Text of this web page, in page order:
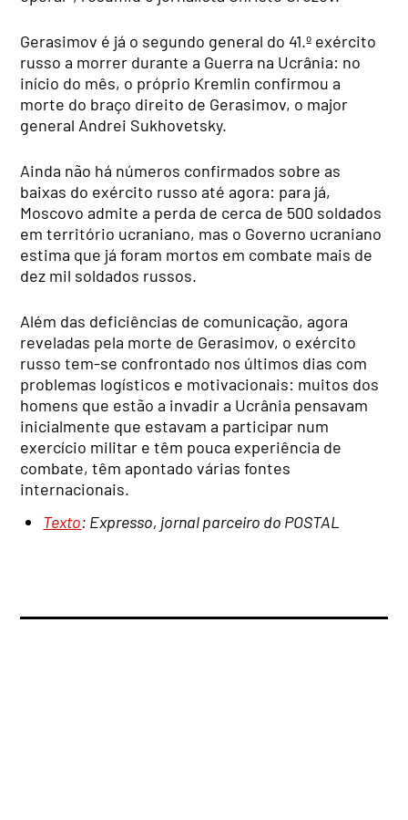
Gerasimov é já o segundo general do 41.º exército
russo a morrer durante a Guerra na Ucrânia: no
início do mês, o próprio Kremlin confirmou a
morte do braço direito de Gerasimov, o major
general Andrei Sukhovetsky.
Ainda não há números confirmados sobre as
baixas do exército russo até agora: para já,
Moscovo admite a perda de cerca de 500 soldados
em território ucraniano, mas o Governo ucraniano
estima que já foram mortos em combate mais de
dez mil soldados russos.
Além das deficiências de comunicação, agora
reveladas pela morte de Gerasimov, o exército
russo tem-se confrontado nos últimos dias com
problemas logísticos e motivacionais: muitos dos
homens que estão a invadir a Ucrânia pensavam
inicialmente que estavam a participar num
exercício militar e têm pouca experiência de
combate, têm apontado várias fontes
internacionais.
Texto: Expresso, jornal parceiro do POSTAL